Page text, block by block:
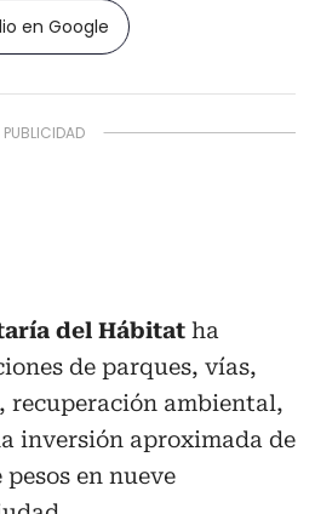
en Google
del Hábitat ha
de parques, vías,
recuperación ambiental,
inversión aproximada de
pesos en nueve